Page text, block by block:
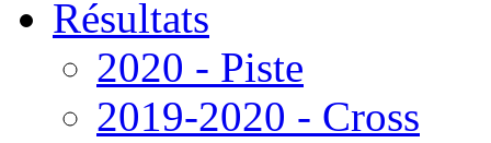
Résultats
2020 - Piste
2019-2020 - Cross